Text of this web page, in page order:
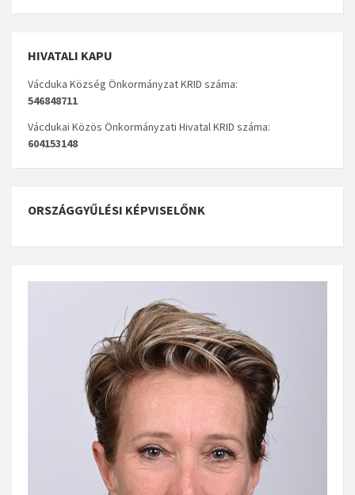
HIVATALI KAPU
Vácduka Község Önkormányzat KRID száma:
546848711
Vácdukai Közös Önkormányzati Hivatal KRID száma:
604153148
ORSZÁGGYŰLÉSI KÉPVISELŐNK